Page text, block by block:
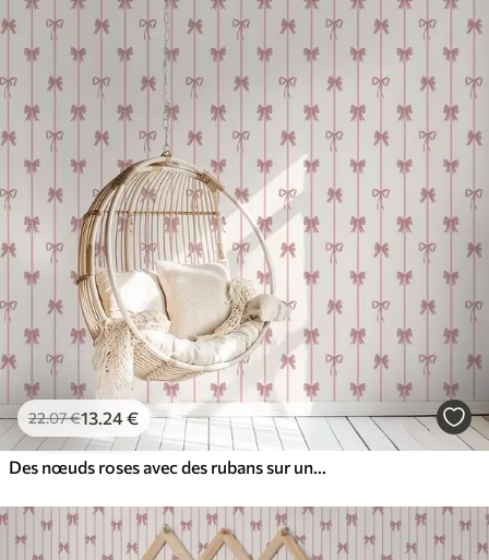
65 .0039 .00 € /m²
22.07€13.24€
Des nœuds roses avec des rubans sur un fond clair